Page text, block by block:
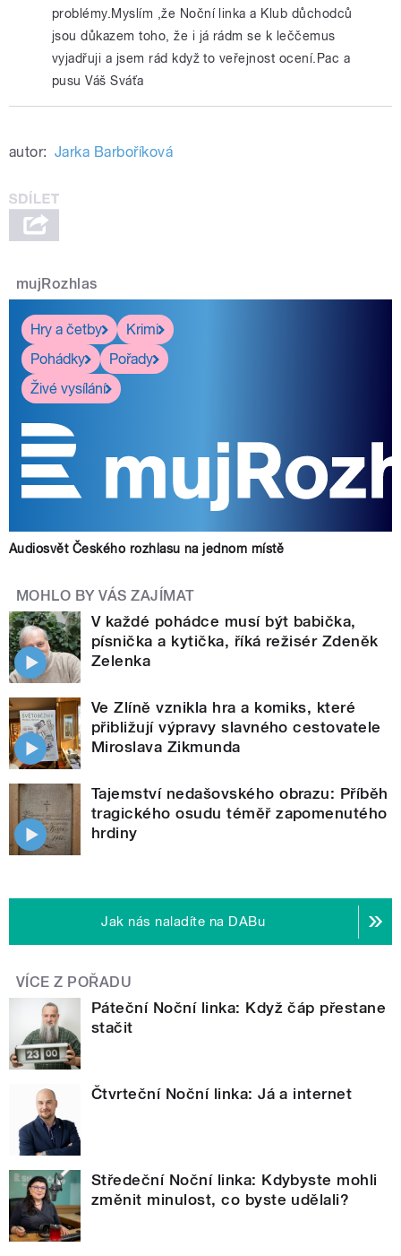
problémy.Myslím ,že Noční linka a Klub důchodců
jsou důkazem toho, že i já rádm se k leččemus
vyjadřuji a jsem rád když to veřejnost ocení.Pac a
pusu Váš Sváťa
autor: Jarka Barboříková
mujRozhlas
Hry a četby
Krimi
Pohádky
Pořady
Živé vysílání
Audiosvět Českého rozhlasu na jednom místě
MOHLO BY VÁS ZAJÍMAT
V každé pohádce musí být babička,
písnička a kytička, říká režisér Zdeněk
Zelenka
Ve Zlíně vznikla hra a komiks, které
přibližují výpravy slavného cestovatele
Miroslava Zikmunda
Tajemství nedašovského obrazu: Příběh
tragického osudu téměř zapomenutého
hrdiny
Jak nás naladíte na DABu
VÍCE Z POŘADU
Páteční Noční linka: Když čáp přestane
stačit
Čtvrteční Noční linka: Já a internet
Středeční Noční linka: Kdybyste mohli
změnit minulost, co byste udělali?